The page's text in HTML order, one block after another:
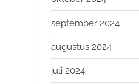
september 2024
augustus 2024
juli 2024